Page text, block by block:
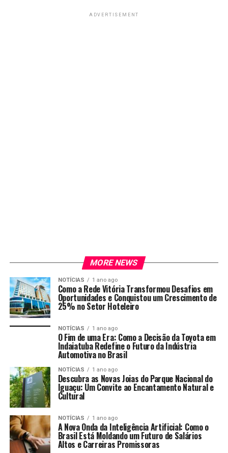
ADVERTISEMENT
MORE NEWS
NOTÍCIAS 1 ano ago
Como a Rede Vitória Transformou Desafios em
Oportunidades e Conquistou um Crescimento de
25% no Setor Hoteleiro
NOTÍCIAS 1 ano ago
O Fim de uma Era: Como a Decisão da Toyota em
Indaiatuba Redefine o Futuro da Indústria
Automotiva no Brasil
NOTÍCIAS 1 ano ago
Descubra as Novas Joias do Parque Nacional do
Iguaçu: Um Convite ao Encantamento Natural e
Cultural
NOTÍCIAS 1 ano ago
A Nova Onda da Inteligência Artificial: Como o
Brasil Está Moldando um Futuro de Salários
Altos e Carreiras Promissoras